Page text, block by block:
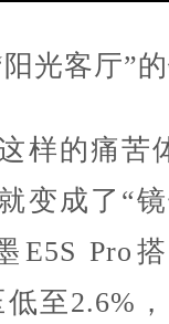
光客厅”的
的痛苦
变成了“
E5S Pro
至2.6%